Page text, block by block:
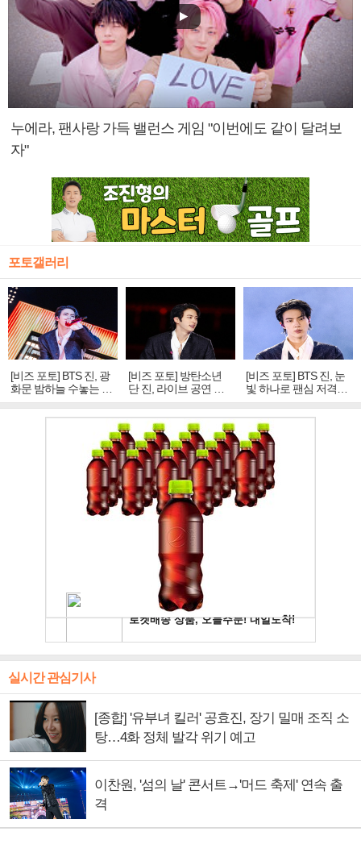
누에라, 팬사랑 가득 밸런스 게임 "이번에도 같이 달려보
자"
포토갤러리
[비즈 포토] BTS 진, 광
화문 밤하늘 수놓는 '비
주얼 킹'의 열창
[비즈 포토] 방탄소년
단 진, 라이브 공연 중
빛나는 독보적 아우라
[비즈 포토] BTS 진, 눈
빛 하나로 팬심 저격…
독보적 카리스마
실시간 관심기사
[종합] '유부녀 킬러' 공효진, 장기 밀매 조직 소
탕…4화 정체 발각 위기 예고
이찬원, '섬의 날' 콘서트→'머드 축제' 연속 출
격